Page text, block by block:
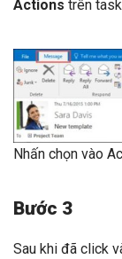
Actions trên
Nhấn chọn vào
Bước 3
Sau khi đã click